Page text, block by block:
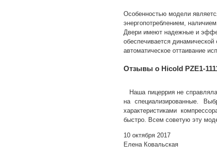
Особенностью модели
энергопотреблением,
Двери имеют надежные и
обеспечивается
автоматическое оттаивание
Отзывы о Hicold PZE1-
Наша пицеррия не
на специализированные.
характеристиками
быстро. Всем советую эту
10 октября 2017
Елена Ковальская